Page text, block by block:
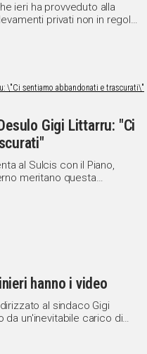
ieri ha provveduto alla
privati non in regola,
pronto a dimettersi.
Gigi Littarru: "Ci
al Sulcis con il Piano,
meritano questa
grandi città in termini di
hanno i video
al sindaco Gigi
da un'inevitabile carico di
nuova settimana, la
normalità e l'attività